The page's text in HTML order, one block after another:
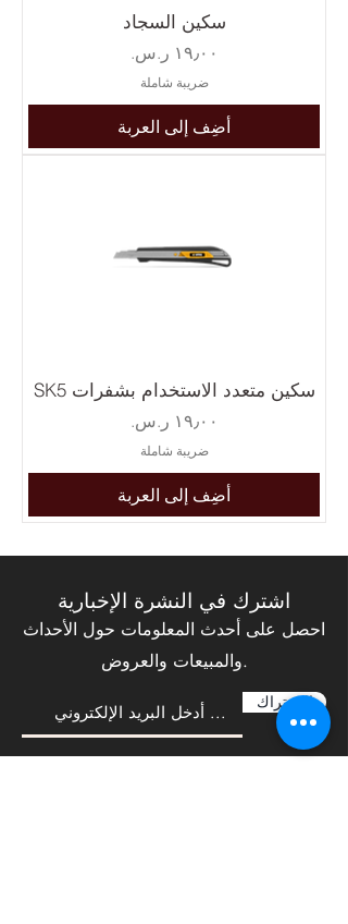
سكين السجاد
السعر
ضريبة شاملة
أضِف إلى العربة
سكين متعدد الاستخدام بشفرات SK5
السعر
ضريبة شاملة
أضِف إلى العربة
اشترك في النشرة الإخبارية
احصل على أحدث المعلومات حول الأحداث
والمبيعات والعروض.
الإشتراك